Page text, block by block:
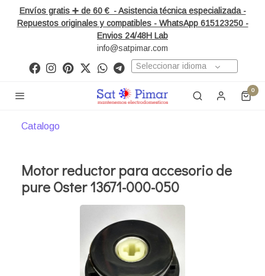
Envíos gratis ➕ de 60 € - Asistencia técnica especializada -
Repuestos originales y compatibles - WhatsApp 615123250 -
Envios 24/48H Lab
info@satpimar.com
Seleccionar idioma
0
Catalogo
Motor reductor para accesorio de
pure Oster 13671-000-050